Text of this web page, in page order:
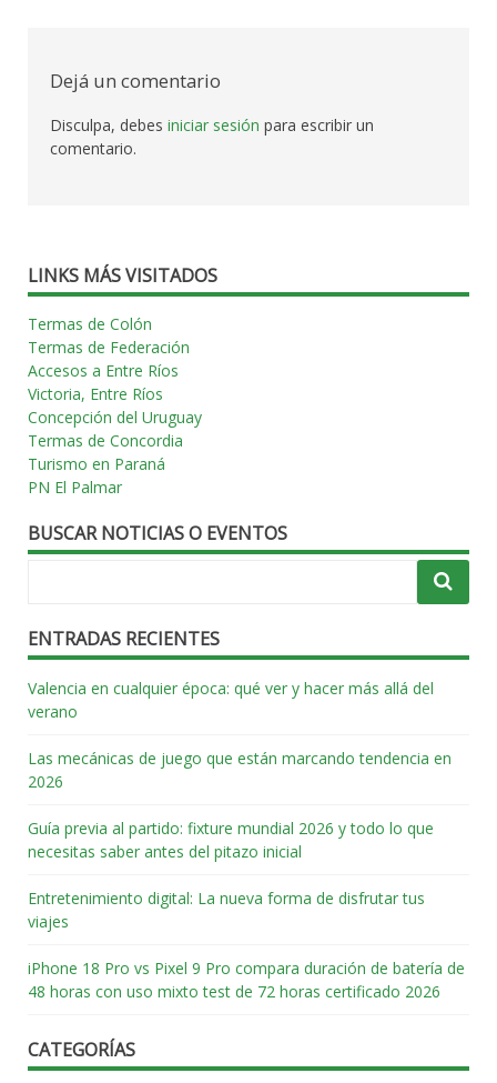
lasDejá un comentario
Disculpa, debes iniciar sesión para escribir un
comentario.
LINKS MÁS VISITADOS
Termas de Colón
Termas de Federación
Accesos a Entre Ríos
Victoria, Entre Ríos
Concepción del Uruguay
Termas de Concordia
Turismo en Paraná
PN El Palmar
BUSCAR NOTICIAS O EVENTOS
ENTRADAS RECIENTES
Valencia en cualquier época: qué ver y hacer más allá del
verano
Las mecánicas de juego que están marcando tendencia en
2026
Guía previa al partido: fixture mundial 2026 y todo lo que
necesitas saber antes del pitazo inicial
Entretenimiento digital: La nueva forma de disfrutar tus
viajes
iPhone 18 Pro vs Pixel 9 Pro compara duración de batería de
48 horas con uso mixto test de 72 horas certificado 2026
CATEGORÍAS